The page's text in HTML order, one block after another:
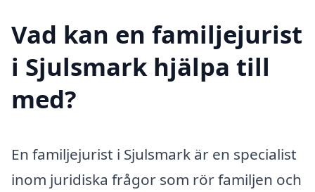
Vad kan en familjejurist
i Sjulsmark hjälpa till
med?
En familjejurist i Sjulsmark är en specialist
inom juridiska frågor som rör familjen och